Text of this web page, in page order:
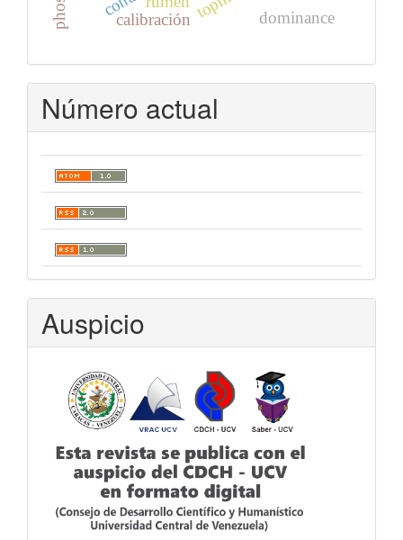
calibración dominance
Número actual
Auspicio